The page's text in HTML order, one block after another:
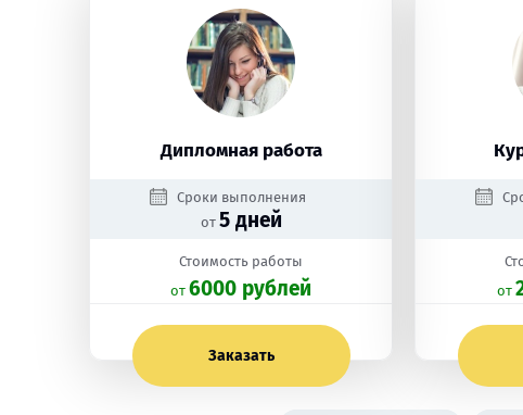
Дипломная работа
Сроки выполнения
от 5 дней
Стоимость работы
oт 6000 рублей
Заказать
oт